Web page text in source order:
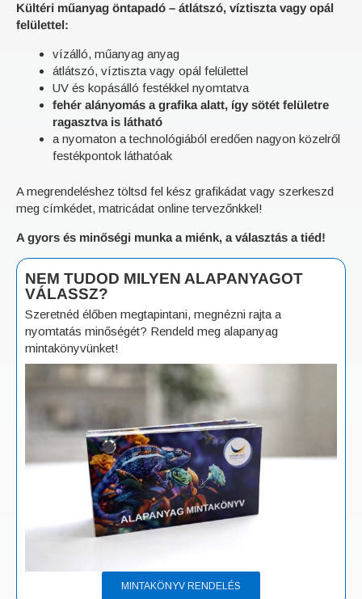
Kültéri műanyag öntapadó – átlátszó, víztiszta vagy opál
felülettel:
vízálló, műanyag anyag
átlátszó, víztiszta vagy opál felülettel
UV és kopásálló festékkel nyomtatva
fehér alányomás a grafika alatt, így sötét felületre
ragasztva is látható
a nyomaton a technológiából eredően nagyon közelről
festékpontok láthatóak
A megrendeléshez töltsd fel kész grafikádat vagy szerkeszd
meg címkédet, matricádat online tervezőnkkel!
A gyors és minőségi munka a miénk, a választás a tiéd!
NEM TUDOD MILYEN ALAPANYAGOT
VÁLASSZ?
Szeretnéd élőben megtapintani, megnézni rajta a
nyomtatás minőségét? Rendeld meg alapanyag
mintakönyvünket!
MINTAKÖNYV RENDELÉS